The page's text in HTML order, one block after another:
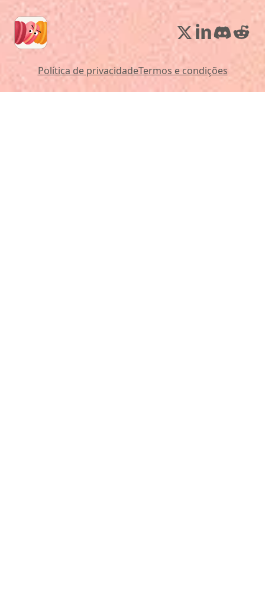
Política de privacidadeTermos e condições